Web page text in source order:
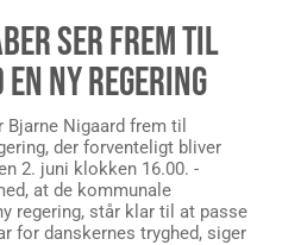
SER FREM TIL
NY REGERING
Nigaard frem til
der forventeligt bliver
2. juni klokken 16.00. -
at de kommunale
regering, står klar til at passe
for danskernes tryghed, siger